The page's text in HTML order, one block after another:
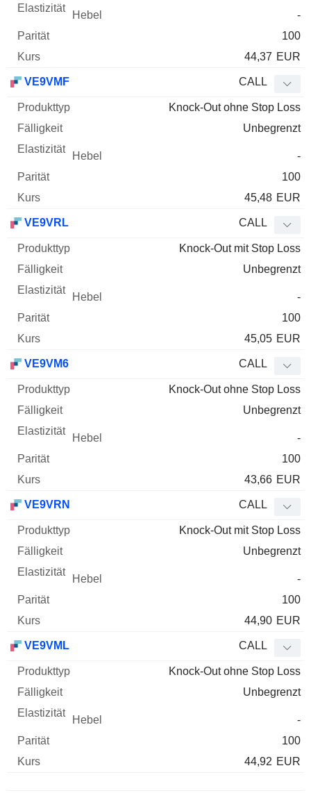
-
100
44,37 EUR
VE9VMF CALL
Knock-Out ohne Stop Loss
Unbegrenzt
-
100
45,48 EUR
VE9VRL CALL
Knock-Out mit Stop Loss
Unbegrenzt
-
100
45,05 EUR
VE9VM6 CALL
Knock-Out ohne Stop Loss
Unbegrenzt
-
100
43,66 EUR
VE9VRN CALL
Knock-Out mit Stop Loss
Unbegrenzt
-
100
44,90 EUR
VE9VML CALL
Knock-Out ohne Stop Loss
Unbegrenzt
-
100
44,92 EUR